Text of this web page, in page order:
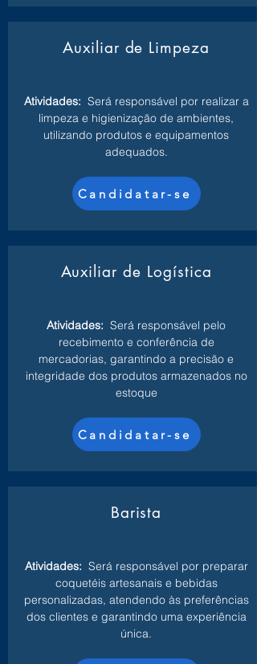
Auxiliar de Limpeza
Atividades: Será responsável por realizar a
limpeza e higienização de ambientes,
utilizando produtos e equipamentos
adequados.
Candidatar-se
Auxiliar de Logística
Atividades: Será responsável pelo
recebimento e conferência de
mercadorias, garantindo a precisão e
integridade dos produtos armazenados no
estoque
Candidatar-se
Barista
Atividades: Será responsável por preparar
coquetéis artesanais e bebidas
personalizadas, atendendo às preferências
dos clientes e garantindo uma experiência
única.